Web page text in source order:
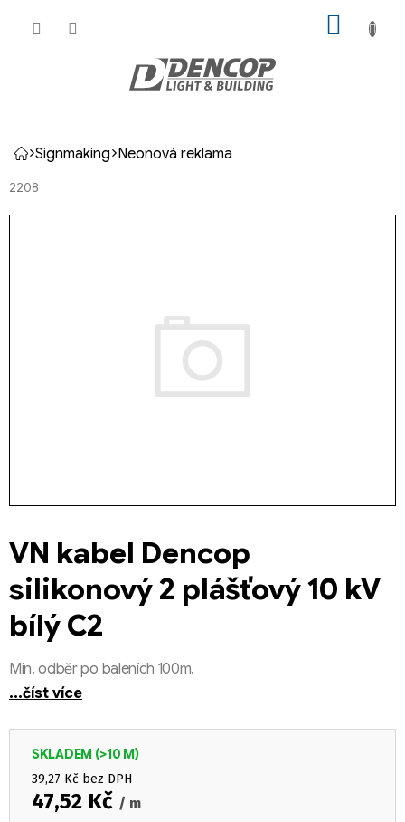
Domů
Signmaking Neonová reklama
2208
VN kabel Dencop
silikonový 2 plášťový 10 kV
bílý C2
SKLADEM (>10 M)
47,52 Kč / m
39,27 Kč bez DPH
Min. odběr po baleních 100m.
...číst více